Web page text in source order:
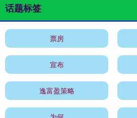
话题标签
票房
宣布
逸富盈策略